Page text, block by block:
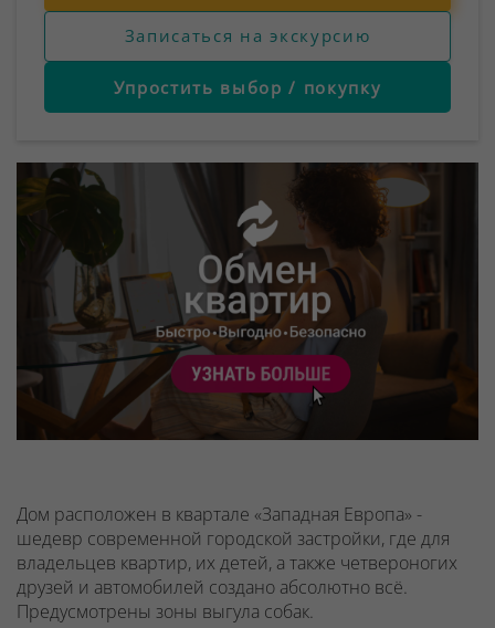
Записаться на экскурсию
Упростить выбор / покупку
Дом расположен в квартале «Западная Европа» -
шедевр современной городской застройки, где для
владельцев квартир, их детей, а также четвероногих
друзей и автомобилей создано абсолютно всё.
Предусмотрены зоны выгула собак.